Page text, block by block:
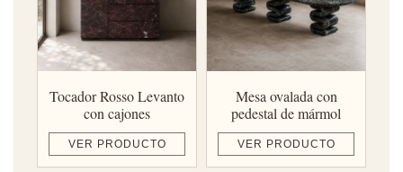
Tocador Rosso Levanto
con cajones
VER PRODUCTO
Mesa ovalada con
pedestal de mármol
VER PRODUCTO